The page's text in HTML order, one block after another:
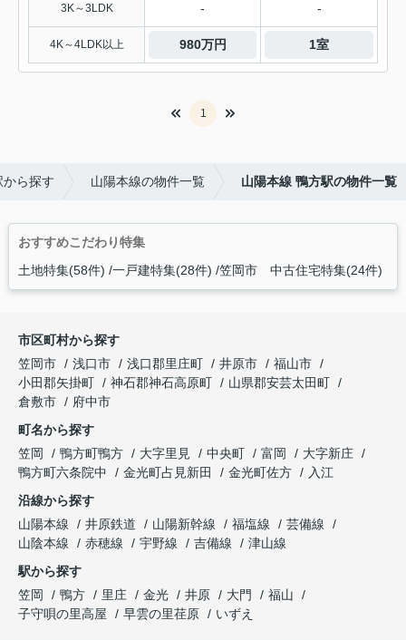
3K～3LDK - -
4K～4LDK以上 980万円 1室
1
ら探す 山陽本線の物件一覧 山陽本線 鴨方駅の物件一覧
おすすめこだわり特集
土地特集(58件) 一戸建特集(28件) 笠岡市 中古住宅特集(24件)
市区町村から探す
笠岡市
浅口市 浅口郡里庄町 井原市
福山市
小田郡矢掛町
神石郡神石高原町
山県郡安芸太田町
倉敷市
府中市
町名から探す
笠岡
鴨方町鴨方 大字里見 中央町 富岡
大字新庄
鴨方町六条院中
金光町占見新田 金光町佐方
入江
沿線から探す
山陽本線
井原鉄道 山陽新幹線 福塩線
芸備線
山陰本線
赤穂線 宇野線 吉備線
津山線
駅から探す
笠岡
鴨方 里庄 金光 井原 大門
福山
子守唄の里高屋
早雲の里荏原 いずえ